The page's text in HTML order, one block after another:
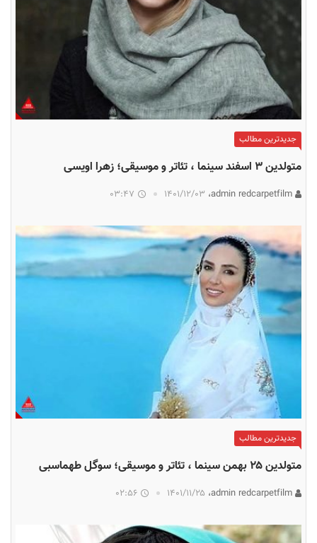
جدیدترین مطالب
متولدین ۳ اسفند سینما ، تئاتر و موسیقی؛ زهرا اویسی
۱۴۰۱/۱۲/۰۳ 03:47
جدیدترین مطالب
متولدین ۲۵ بهمن سینما ، تئاتر و موسیقی؛ سوگل طهماسبی
۱۴۰۱/۱۱/۲۵ 02:56